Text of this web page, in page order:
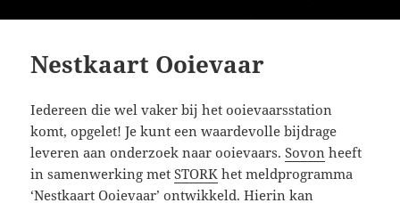
Nestkaart Ooievaar
Iedereen die wel vaker bij het ooievaarsstation
komt, opgelet! Je kunt een waardevolle bijdrage
leveren aan onderzoek naar ooievaars.Sovon heeft
in samenwerking metSTORK het meldprogramma
‘Nestkaart Ooievaar’ ontwikkeld. Hierin kan